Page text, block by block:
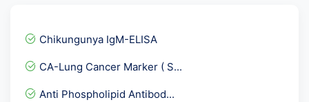
Chikungunya IgM-ELISA
CA-Lung Cancer Marker ( S...
Anti Phospholipid Antibod...